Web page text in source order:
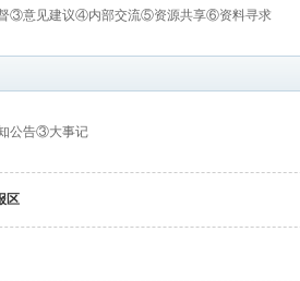
③意见建议④内部交流⑤资源共享⑥资料寻求
公告③大事记
区